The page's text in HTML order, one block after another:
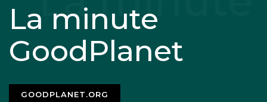
La minute
GoodPlanet
GOODPLANET.ORG